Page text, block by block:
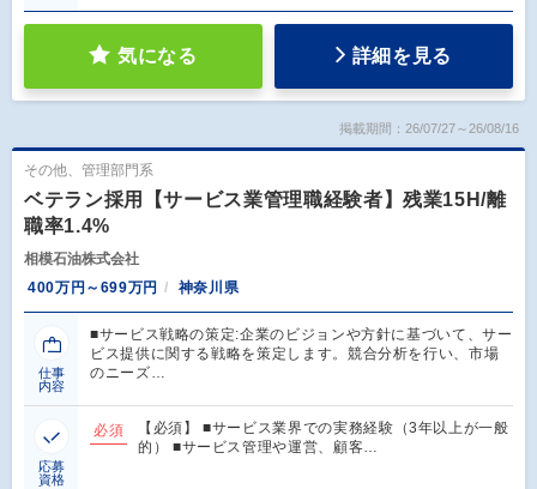
気になる 詳細を見る
掲載期間：26/07/27～26/08/16
その他、管理部門系
ベテラン採用【サービス業管理職経験者】残業15H/離
職率1.4%
相模石油株式会社
400万円～699万円
神奈川県
仕事
内容
■サービス戦略の策定:企業のビジョンや方針に基づいて、サー
ビス提供に関する戦略を策定します。競合分析を行い、市場
のニーズ…
応募
資格
必須
【必須】 ■サービス業界での実務経験（3年以上が一般
的） ■サービス管理や運営、顧客…